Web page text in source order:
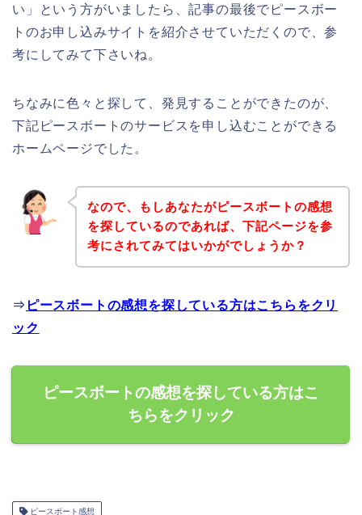
い」という方がいましたら、記事の最後でピースボー
トのお申し込みサイトを紹介させていただくので、参
考にしてみて下さいね。
ちなみに色々と探して、発見することができたのが、
下記ピースボートのサービスを申し込むことができる
ホームページでした。
なので、もしあなたがピースボートの感想
を探しているのであれば、下記ページを参
考にされてみてはいかがでしょうか？
⇒ ピースボートの感想を探している方はこちらをクリ
ック
ピースボートの感想を探している方はこ
ちらをクリック
ピースボート感想